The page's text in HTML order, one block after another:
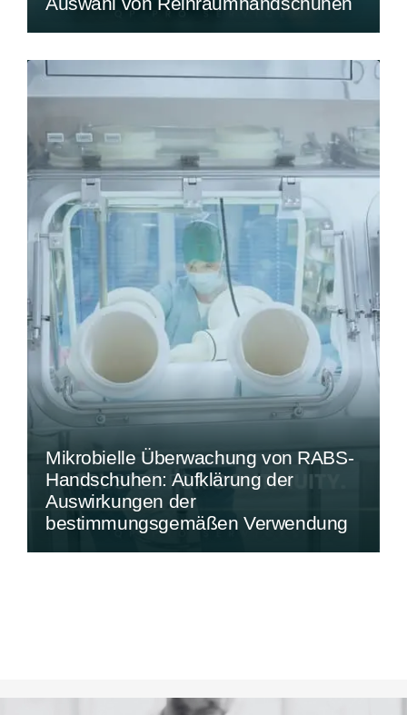
Mikrobielle Überwachung von RABS-
Handschuhen: Aufklärung der
Auswirkungen der
bestimmungsgemäßen Verwendung